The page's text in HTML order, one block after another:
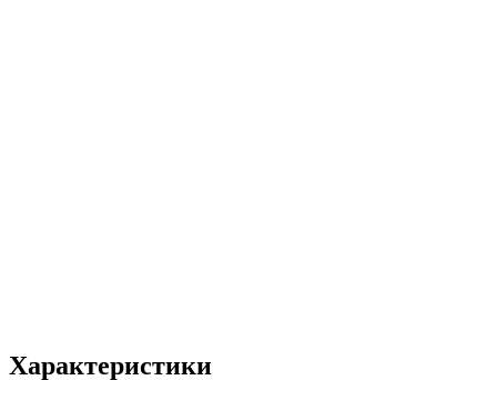
Характеристики